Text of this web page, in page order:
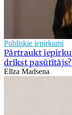
Publiskie iepirkumi
Pārtraukt
drīkst pasūtītājs?
Elīza Madsena